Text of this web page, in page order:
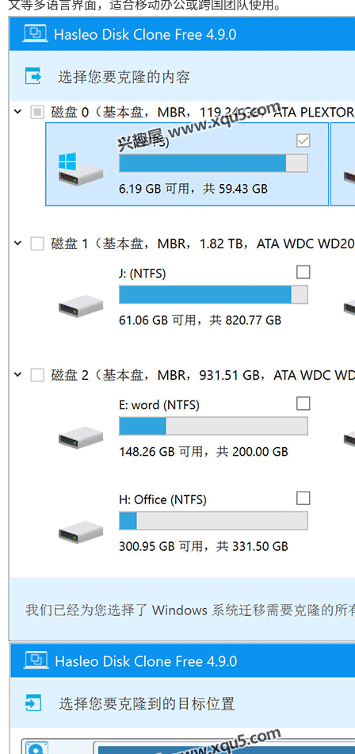
文等多语言界面，适合移动办公或跨国团队使用。